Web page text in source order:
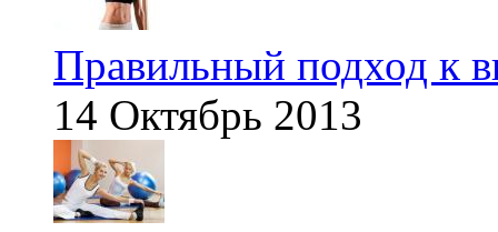
Правильный подход к
14 Октябрь 2013